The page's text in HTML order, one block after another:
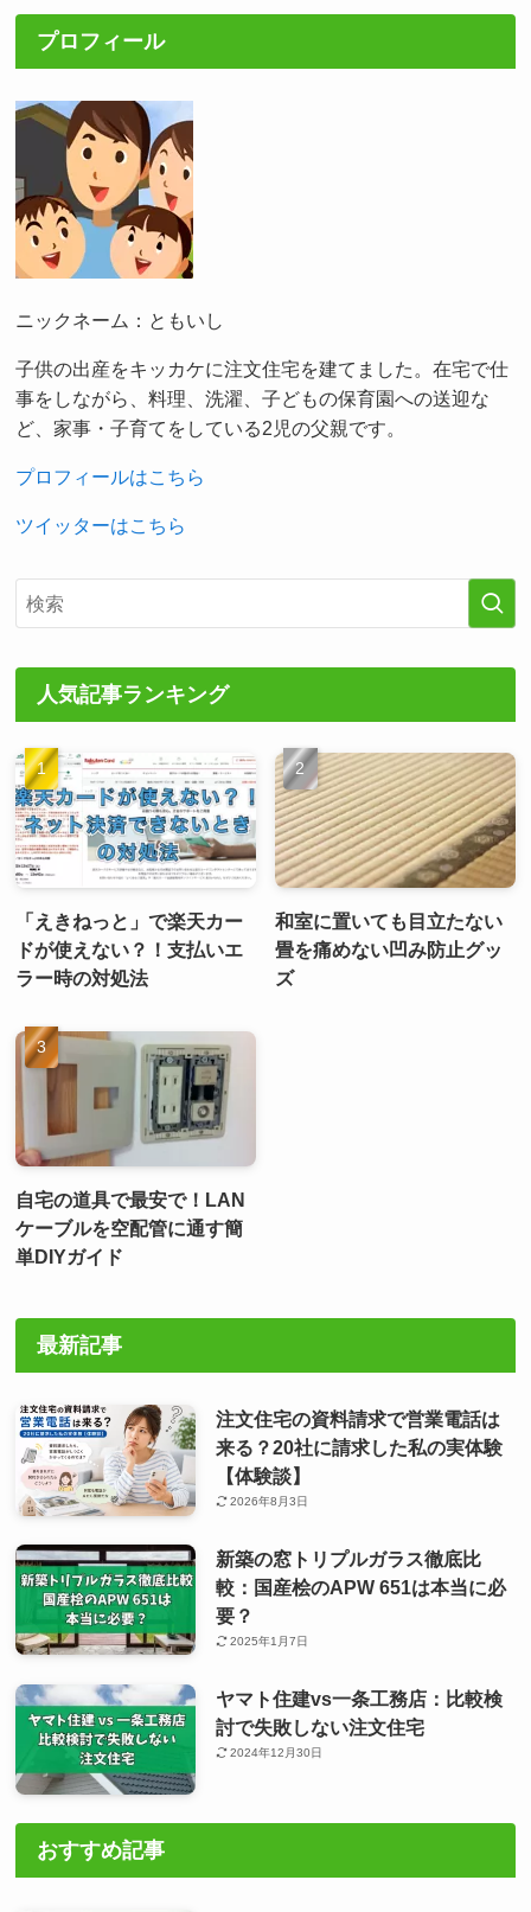
プロフィール
ニックネーム：ともいし
子供の出産をキッカケに注文住宅を建てました。在宅で仕
事をしながら、料理、洗濯、子どもの保育園への送迎な
ど、家事・子育てをしている2児の父親です。
プロフィールはこちら
ツイッターはこちら
人気記事ランキング
「えきねっと」で楽天カー
ドが使えない？！支払いエ
ラー時の対処法
和室に置いても目立たない
畳を痛めない凹み防止グッ
ズ
自宅の道具で最安で！LAN
ケーブルを空配管に通す簡
単DIYガイド
最新記事
注文住宅の資料請求で営業電話は
来る？20社に請求した私の実体験
【体験談】
2026年8月3日
新築の窓トリプルガラス徹底比
較：国産桧のAPW 651は本当に必
要？
2025年1月7日
ヤマト住建vs一条工務店：比較検
討で失敗しない注文住宅
2024年12月30日
おすすめ記事